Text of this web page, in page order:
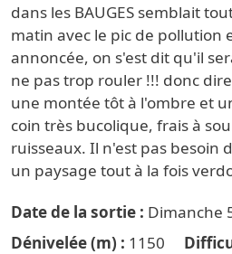
dans les BAUGES semblait
matin avec le pic de pollution
annoncée, on s'est dit qu'il
ne pas trop rouler !!! donc
une montée tôt à l'ombre et
coin très bucolique, frais à
ruisseaux. Il n'est pas besoin
un paysage tout à la fois
Date de la sortie
Dimanche
Dénivelée (m)
1150